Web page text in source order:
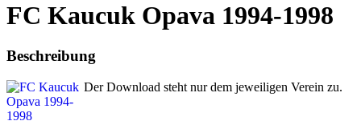
FC Kaucuk Opava 1994-1998
Beschreibung
Der Download steht nur dem jeweiligen Verein zu.